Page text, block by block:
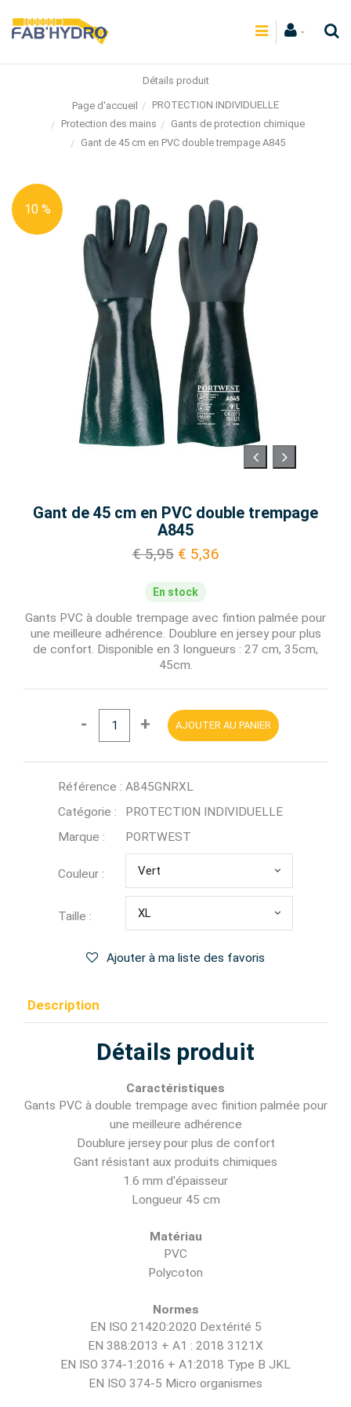
Détails produit
Page d'accueil
PROTECTION INDIVIDUELLE
Protection des mains
Gants de protection chimique
Gant de 45 cm en PVC double trempage A845
10 %
Gant de 45 cm en PVC double trempage
A845
€ 5,95 € 5,36
En stock
Gants PVC à double trempage avec fintion palmée pour
une meilleure adhérence. Doublure en jersey pour plus
de confort. Disponible en 3 longueurs : 27 cm, 35cm,
45cm.
- + AJOUTER AU PANIER
Référence : A845GNRXL
Catégorie :
PROTECTION INDIVIDUELLE
Marque :
PORTWEST
Couleur : Vert
Taille : XL
Ajouter à ma liste des favoris
Description
Détails produit
Caractéristiques
Gants PVC à double trempage avec finition palmée pour
une meilleure adhérence
Doublure jersey pour plus de confort
Gant résistant aux produits chimiques
1.6 mm d'épaisseur
Longueur 45 cm
Matériau
PVC
Polycoton
Normes
EN ISO 21420:2020 Dextérité 5
EN 388:2013 + A1 : 2018 3121X
EN ISO 374-1:2016 + A1:2018 Type B JKL
EN ISO 374-5 Micro organismes